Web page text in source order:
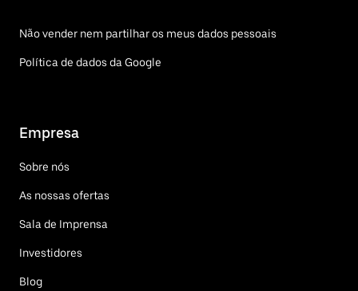
Não vender nem partilhar os meus dados pessoais
Política de dados da Google
Empresa
Sobre nós
As nossas ofertas
Sala de Imprensa
Investidores
Blog